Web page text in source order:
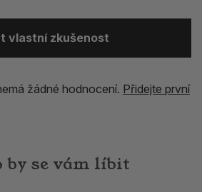
vlastní zkušenost
žádné hodnocení. Přidejte první
by se vám líbit